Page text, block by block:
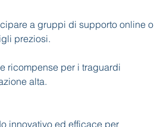
a gruppi di supporto online o
preziosi.
ricompense per i traguardi
alta.
innovativo ed efficace per